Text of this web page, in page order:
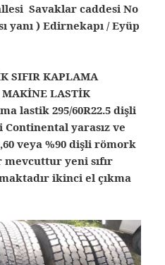
Savaklar caddesi No
yanı ) Edirnekapı / Eyüp
SIFIR KAPLAMA
LASTİK
lastik 295/60R22.5 dişli
yarasız ve
veya %90 dişli römork
yeni sıfır
ikinci el çıkma